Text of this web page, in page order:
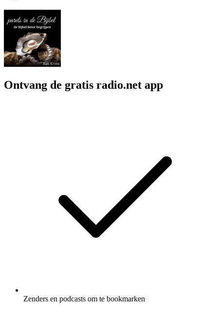
Ontvang de gratis radio.net app
Zenders en podcasts om te bookmarken